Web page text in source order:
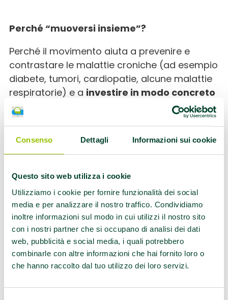
Consenso Dettagli Informazioni sui cookie
Questo sito web utilizza i cookie
Utilizziamo i cookie per fornire funzionalità dei social
media e per analizzare il nostro traffico. Condividiamo
inoltre informazioni sul modo in cui utilizzi il nostro sito
con i nostri partner che si occupano di analisi dei dati
web, pubblicità e social media, i quali potrebbero
combinarle con altre informazioni che hai fornito loro o
che hanno raccolto dal tuo utilizzo dei loro servizi.
Giorni e orari: VARIABILE AD OGNI EVENTO
Informazioni utili: Contattare via Istagram o
3494951345 o 3281979403 (Solo messaggi
whatsapp)
ANTISTADIO
Informazioni utili: Ritrovo: davanti CIRCOLO TENNIS
ASD Atletica Zocca
Via del Mercato 104
Zocca
Informazioni utili: Roli Claudio email:
rolex66.cr@gmail.com Tel: 333/9854311
ASSOCIAZIONE BORGO ALICE
BOLOGNA
Perché “muoversi insieme”?
Perché il movimento aiuta a prevenire e
contrastare le malattie croniche (ad esempio
diabete, tumori, cardiopatie, alcune malattie
respiratorie) e a investire in modo concreto
sul proprio benessere
. L’attività fisica
regolare contribuisce a diminuire lo stress e
ridurre la tendenza alla depressione,
Inoltre aumenta l’autostima, la capacità di
attenzione, stimola l’autonomia personale e
la cura di sé. E aiuta a rimanere in forma.